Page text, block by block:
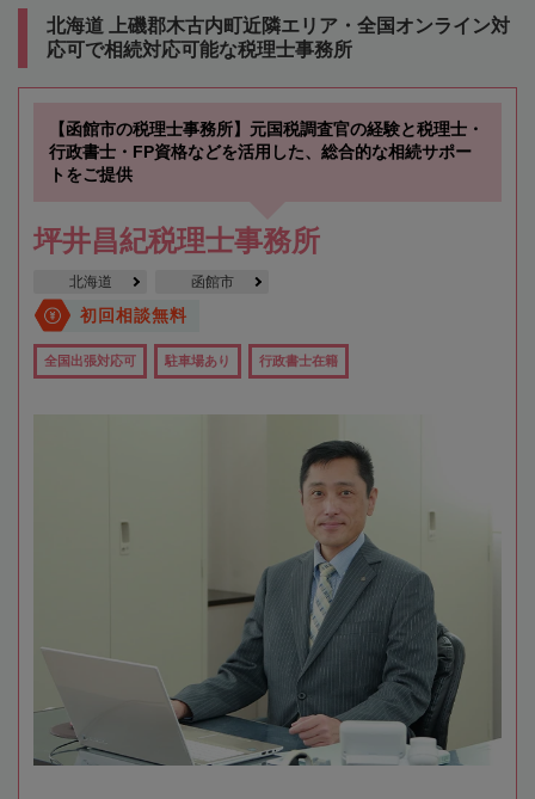
北海道 上磯郡木古内町近隣エリア・全国オンライン対
応可で相続対応可能な税理士事務所
【函館市の税理士事務所】元国税調査官の経験と税理士・
行政書士・FP資格などを活用した、総合的な相続サポー
トをご提供
坪井昌紀税理士事務所
北海道 函館市
初回相談無料
全国出張対応可 駐車場あり 行政書士在籍